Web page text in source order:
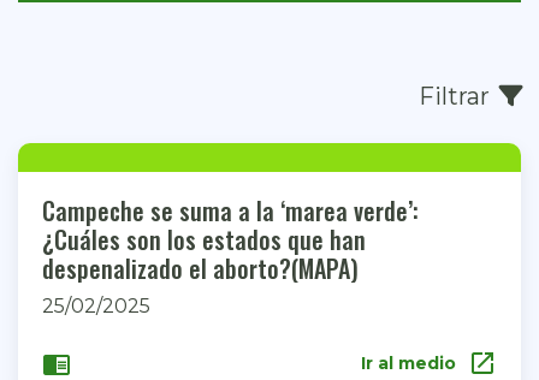
Filtrar
Campeche se suma a la ‘marea verde’:
¿Cuáles son los estados que han
despenalizado el aborto?(MAPA)
25/02/2025
chrome_reader_mode Ir al medio open_in_new